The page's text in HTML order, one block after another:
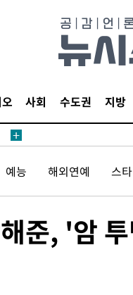
사회 수도권 지방
예능 해외연예 스타
, '암 투